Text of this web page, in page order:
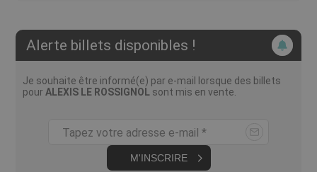
Organisateur : 213 Productions
Licence Prod : R-22-004590
Alerte billets disponibles !
Je souhaite être informé(e) par e-mail lorsque des billets
pourALEXIS LE ROSSIGNOL sont mis en vente.
Tapez votre adresse e-mail *
M'INSCRIRE